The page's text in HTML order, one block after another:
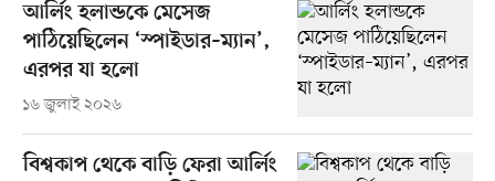
আর্লিং হলান্ডকে মেসেজ
পাঠিয়েছিলেন ‘স্পাইডার–ম্যান’,
এরপর যা হলো
১৬ জুলাই ২০২৬
বিশ্বকাপ থেকে বাড়ি ফেরা আর্লিং